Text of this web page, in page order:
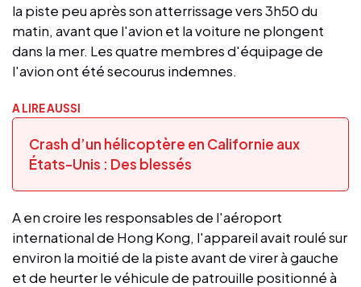
la piste peu après son atterrissage vers 3h50 du
matin, avant que l'avion et la voiture ne plongent
dans la mer. Les quatre membres d'équipage de
l'avion ont été secourus indemnes.
A LIRE AUSSI
Crash d’un hélicoptère en Californie aux
États-Unis : Des blessés
A en croire les responsables de l'aéroport
international de Hong Kong, l'appareil avait roulé sur
environ la moitié de la piste avant de virer à gauche
et de heurter le véhicule de patrouille positionné à